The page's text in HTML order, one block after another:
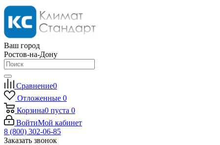
Ваш город
Ростов-на-Дону
Сравнение0
Отложенные 0
Корзина0 пуста 0
ВойтиМой кабинет
8 (800) 302-06-85
Заказать звонок